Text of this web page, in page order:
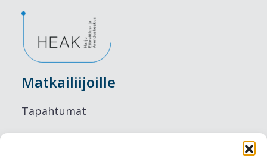
Matkailiijoille
Tapahtumat